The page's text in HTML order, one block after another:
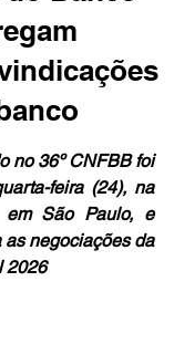
no 36º CNFBB foi
feira (24), na
São Paulo, e
negociações da
2026